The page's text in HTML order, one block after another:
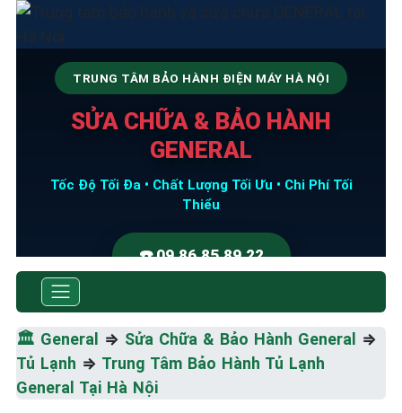
TRUNG TÂM BẢO HÀNH ĐIỆN MÁY HÀ NỘI
SỬA CHỮA & BẢO HÀNH
GENERAL
Tốc Độ Tối Đa • Chất Lượng Tối Ưu • Chi Phí Tối
Thiểu
☎️ 09.86.85.89.22
🏛️ General ⇒ Sửa Chữa & Bảo Hành General
⇒
Tủ Lạnh ⇒ Trung Tâm Bảo Hành Tủ Lạnh
General Tại Hà Nội